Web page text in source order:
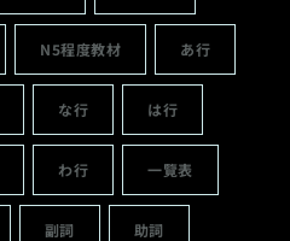
N5程度教材 あ行
な行 は行
わ行 一覽表
副詞 助詞